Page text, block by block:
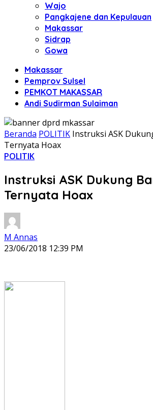
Wajo
Pangkajene dan Kepulauan
Makassar
Sidrap
Gowa
Makassar
Pemprov Sulsel
PEMKOT MAKASSAR
Andi Sudirman Sulaiman
Beranda POLITIK Instruksi ASK
Ternyata Hoax
POLITIK
Instruksi ASK Dukung
Ternyata Hoax
M Annas
23/06/2018 12:39 PM